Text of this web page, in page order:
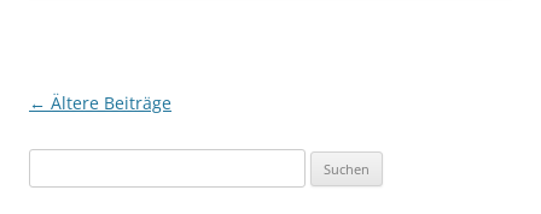
Beitragsnavigation
← Ältere Beiträge
nach: